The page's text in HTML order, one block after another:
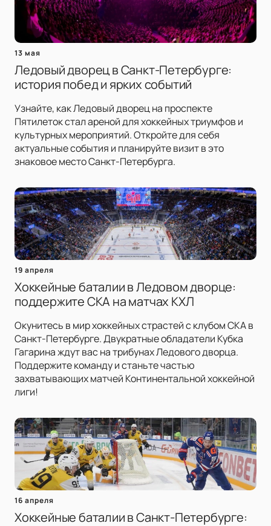
13 мая
Ледовый дворец в Санкт-Петербурге:
история побед и ярких событий
Узнайте, как Ледовый дворец на проспекте
Пятилеток стал ареной для хоккейных триумфов и
культурных мероприятий. Откройте для себя
актуальные события и планируйте визит в это
знаковое место Санкт-Петербурга.
19 апреля
Хоккейные баталии в Ледовом дворце:
поддержите СКА на матчах КХЛ
Окунитесь в мир хоккейных страстей с клубом СКА в
Санкт-Петербурге. Двукратные обладатели Кубка
Гагарина ждут вас на трибунах Ледового дворца.
Поддержите команду и станьте частью
захватывающих матчей Континентальной хоккейной
лиги!
16 апреля
Хоккейные баталии в Санкт-Петербурге: